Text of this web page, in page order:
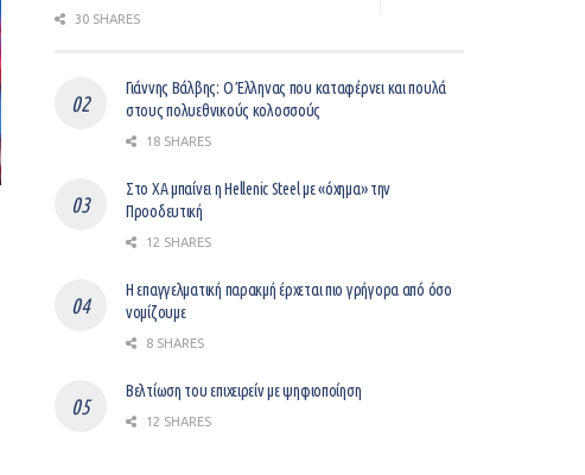
30 SHARES
Γιάννης Βάλβης: O Έλληνας που καταφέρνει και πουλά
στους πολυεθνικούς κολοσσούς
18 SHARES
Στο ΧΑ μπαίνει η Hellenic Steel με «όχημα» την
Προοδευτική
12 SHARES
Η επαγγελματική παρακμή έρχεται πιο γρήγορα από όσο
νομίζουμε
8 SHARES
Βελτίωση του επιχειρείν με ψηφιοποίηση
12 SHARES